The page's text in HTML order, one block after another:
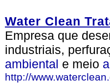
Water Clean
Empresa que
industriais,
ambiental e meio
http://